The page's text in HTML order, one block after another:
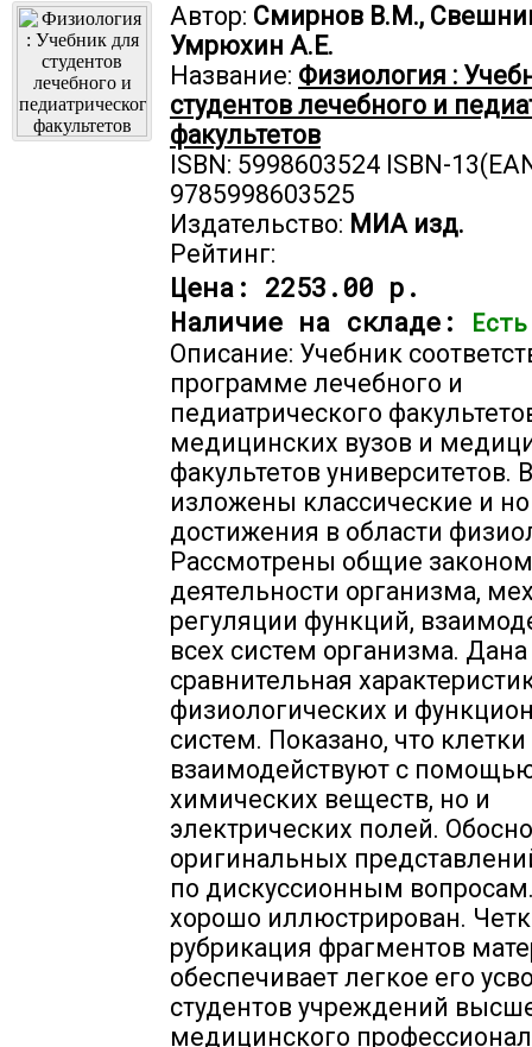
Автор: Смирнов В.М.,
Умрюхин А.Е.
Название: Физиология :
студентов лечебного и
факультетов
ISBN: 5998603524 ISBN-
9785998603525
Издательство: МИА изд.
Рейтинг:
Цена: 2253.00 р.
Наличие на складе:
Есть
Описание: Учебник
программе лечебного и
педиатрического
медицинских вузов и
факультетов университетов.
изложены классические и
достижения в области
Рассмотрены общие
деятельности организма,
регуляции функций,
всех систем организма. Дана
сравнительная
физиологических и
систем. Показано, что
взаимодействуют с
химических веществ, но и
электрических полей.
оригинальных
по дискуссионным
хорошо иллюстрирован.
рубрикация фрагментов
обеспечивает легкое его
студентов учреждений
медицинского